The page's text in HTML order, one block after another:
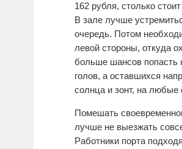
162 рубля, столько
В зале лучше
очередь. Потом
левой стороны, откуда
больше шансов попасть
голов, а оставшихся
солнца и зонт, на любые
Помешать
лучше не выезжать
Работники порта